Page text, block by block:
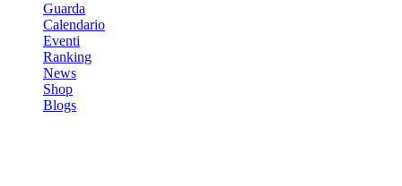
Guarda
Calendario
Eventi
Ranking
News
Shop
Blogs